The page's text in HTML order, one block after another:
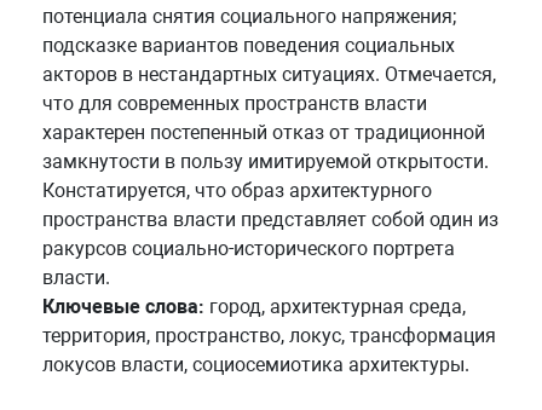
потенциала снятия социального напряжения;
подсказке вариантов поведения социальных
акторов в нестандартных ситуациях. Отмечается,
что для современных пространств власти
характерен постепенный отказ от традиционной
замкнутости в пользу имитируемой открытости.
Констатируется, что образ архитектурного
пространства власти представляет собой один из
ракурсов социально-исторического портрета
власти.
Ключевые слова: город, архитектурная среда,
территория, пространство, локус, трансформация
локусов власти, социосемиотика архитектуры.